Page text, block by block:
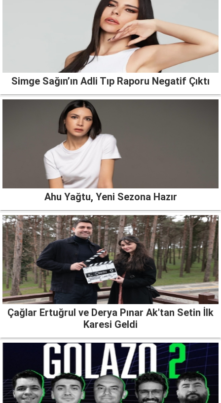
Simge Sağın’ın Adli Tıp Raporu Negatif Çıktı
Ahu Yağtu, Yeni Sezona Hazır
Çağlar Ertuğrul ve Derya Pınar Ak'tan Setin İlk
Karesi Geldi